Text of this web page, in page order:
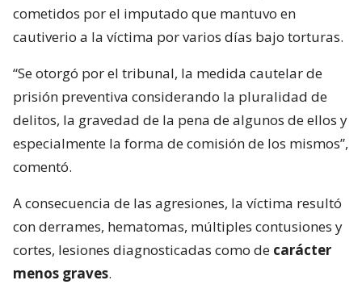
cometidos por el imputado que mantuvo en
cautiverio a la víctima por varios días bajo torturas.
“Se otorgó por el tribunal, la medida cautelar de
prisión preventiva considerando la pluralidad de
delitos, la gravedad de la pena de algunos de ellos y
especialmente la forma de comisión de los mismos”,
comentó.
A consecuencia de las agresiones, la víctima resultó
con derrames, hematomas, múltiples contusiones y
cortes, lesiones diagnosticadas como de carácter
menos graves.